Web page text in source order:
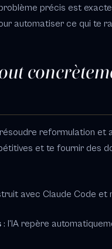
précis est
automatiser ce qui te
reformulation et
et te fournir des
avec Claude Code et
: l'IA repère